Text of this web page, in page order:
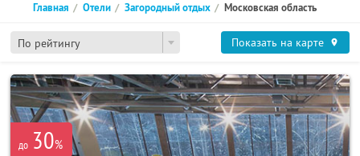
По рейтингу
Главная Отели Загородный отдых Московская область
Показать на карте
до 30%